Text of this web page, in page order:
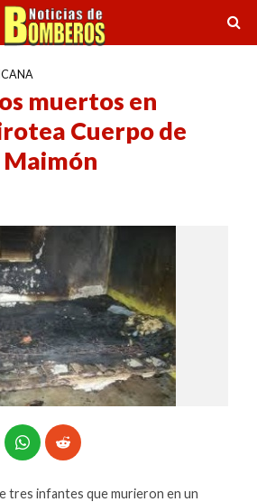
muertos en
Cuerpo de
tres infantes que murieron en un